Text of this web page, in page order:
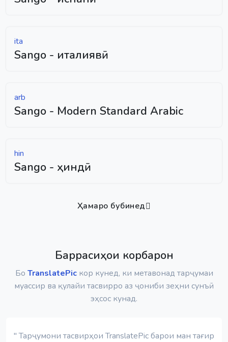
ita
Sango - италиявӣ
arb
Sango - Modern Standard Arabic
hin
Sango - ҳиндӣ
Ҳамаро бубинед
Баррасиҳои корбарон
Бо TranslatePicкор кунед, ки метавонад тарҷумаи
муассир ва қулайи тасвирро аз ҷониби зеҳни сунъӣ
эҳсос кунад.
" Тарҷумони тасвирҳои TranslatePic барои ман тағир